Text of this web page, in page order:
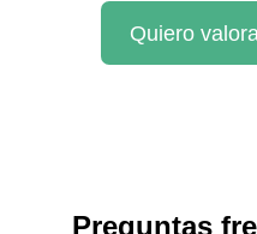
Quiero
Preguntas